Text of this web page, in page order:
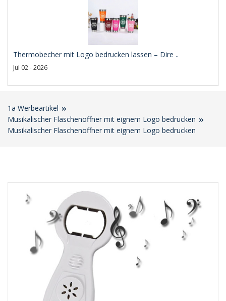
Thermobecher mit Logo bedrucken lassen – Dire ..
Jul 02 - 2026
1a Werbeartikel
Musikalischer Flaschenöffner mit eignem Logo bedrucken
Musikalischer Flaschenöffner mit eignem Logo bedrucken